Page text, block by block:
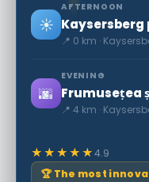
☀️
AFTERNOON
Kaysersberg
📍 0 km ·
🌆
EVENING
Frumusețea
📍 4 km ·
★★★★★4.9
🏆 The most